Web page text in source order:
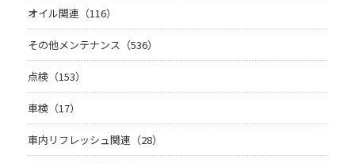
オイル関連（116）
その他メンテナンス（536）
点検（153）
車検（17）
車内リフレッシュ関連（28）